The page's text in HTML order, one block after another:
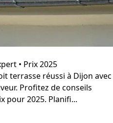
• Prix 2025
terrasse réussi à Dijon avec
Profitez de conseils
pour 2025. Planifi...